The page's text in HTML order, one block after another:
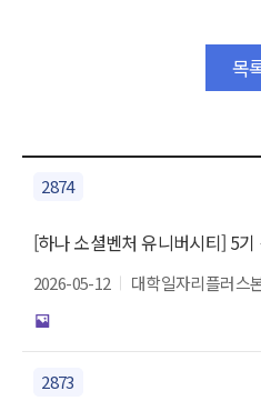
목
2874
[하나 소셜벤처 유니버시티] 5기
2026-05-12 대학일자리플러스
2873